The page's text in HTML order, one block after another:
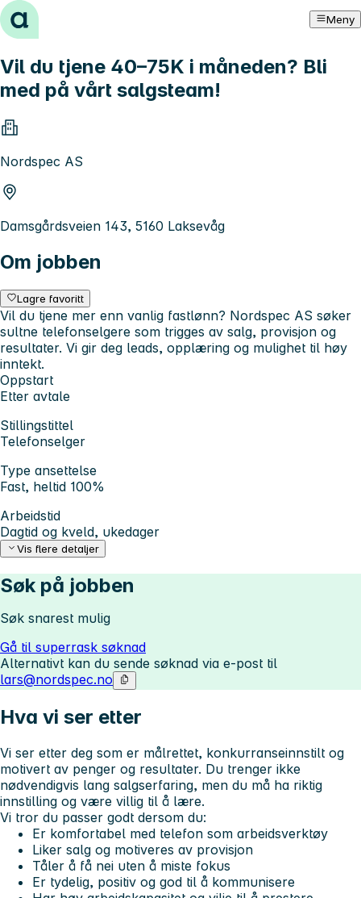
Hopp til innhold Meny
Vil du tjene 40–75K i måneden? Bli
med på vårt salgsteam!
Nordspec AS
Damsgårdsveien 143, 5160 Laksevåg
Om jobben
Lagre favoritt
Vil du tjene mer enn vanlig fastlønn? Nordspec AS søker
sultne telefonselgere som trigges av salg, provisjon og
resultater. Vi gir deg leads, opplæring og mulighet til høy
inntekt.
Oppstart
Etter avtale
Stillingstittel
Telefonselger
Type ansettelse
Fast, heltid 100%
Arbeidstid
Dagtid og kveld, ukedager
Vis flere detaljer
Søk på jobben
Søk snarest mulig
Gå til superrask søknad
Alternativt kan du sende søknad via e-post til
lars@nordspec.no
Hva vi ser etter
Vi ser etter deg som er målrettet, konkurranseinnstilt og
motivert av penger og resultater. Du trenger ikke
nødvendigvis lang salgserfaring, men du må ha riktig
innstilling og være villig til å lære.
Vi tror du passer godt dersom du:
Er komfortabel med telefon som arbeidsverktøy
Liker salg og motiveres av provisjon
Tåler å få nei uten å miste fokus
Er tydelig, positiv og god til å kommunisere